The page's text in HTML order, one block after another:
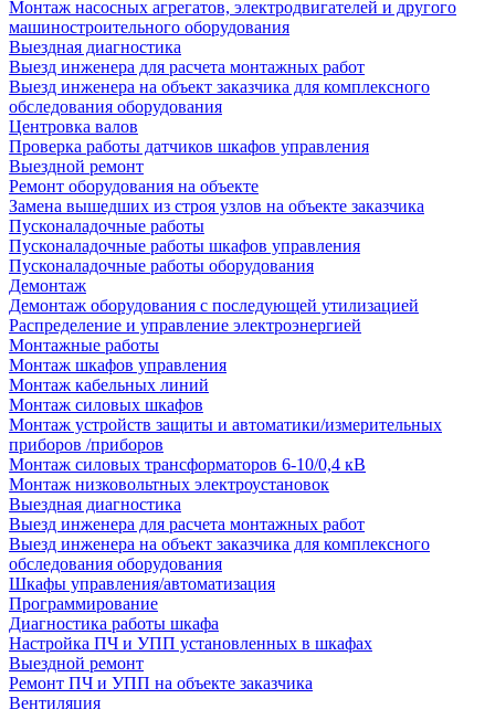
Монтаж насосных агрегатов, электродвигателей и другого
машиностроительного оборудования
Выездная диагностика
Выезд инженера для расчета монтажных работ
Выезд инженера на объект заказчика для комплексного
обследования оборудования
Центровка валов
Проверка работы датчиков шкафов управления
Выездной ремонт
Ремонт оборудования на объекте
Замена вышедших из строя узлов на объекте заказчика
Пусконаладочные работы
Пусконаладочные работы шкафов управления
Пусконаладочные работы оборудования
Демонтаж
Демонтаж оборудования с последующей утилизацией
Распределение и управление электроэнергией
Монтажные работы
Монтаж шкафов управления
Монтаж кабельных линий
Монтаж силовых шкафов
Монтаж устройств защиты и автоматики/измерительных
приборов /приборов
Монтаж силовых трансформаторов 6-10/0,4 кВ
Монтаж низковольтных электроустановок
Выездная диагностика
Выезд инженера для расчета монтажных работ
Выезд инженера на объект заказчика для комплексного
обследования оборудования
Шкафы управления/автоматизация
Программирование
Диагностика работы шкафа
Настройка ПЧ и УПП установленных в шкафах
Выездной ремонт
Ремонт ПЧ и УПП на объекте заказчика
Вентиляция